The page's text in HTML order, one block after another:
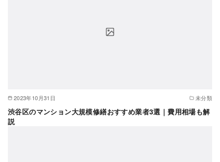
2023年10月31日 未分類
渋谷区のマンション大規模修繕おすすめ業者3選｜費用相場も解
説